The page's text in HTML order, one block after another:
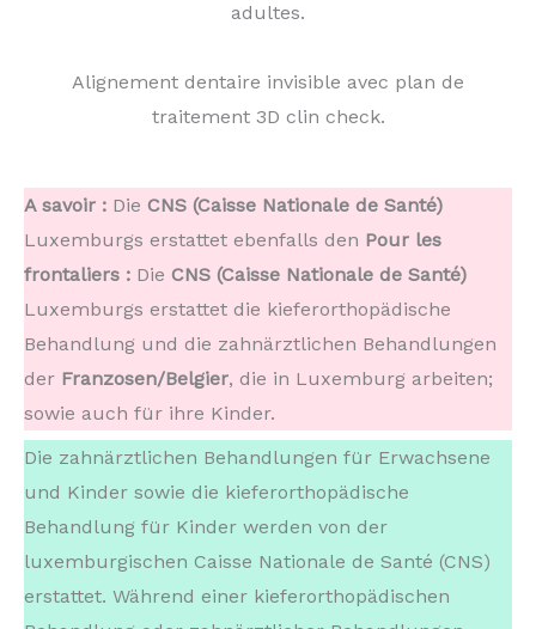
adultes.
Alignement dentaire invisible avec plan de
traitement 3D clin check.
A savoir : Die CNS (Caisse Nationale de Santé)
Luxemburgs erstattet ebenfalls den Pour les
frontaliers : Die CNS (Caisse Nationale de Santé)
Luxemburgs erstattet die kieferorthopädische
Behandlung und die zahnärztlichen Behandlungen
der Franzosen/Belgier, die in Luxemburg arbeiten;
sowie auch für ihre Kinder.
Die zahnärztlichen Behandlungen für Erwachsene
und Kinder sowie die kieferorthopädische
Behandlung für Kinder werden von der
luxemburgischen Caisse Nationale de Santé (CNS)
erstattet. Während einer kieferorthopädischen